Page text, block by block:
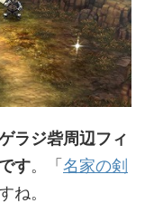
ラジ砦周辺フィ
す。「 名家の剣
ね。